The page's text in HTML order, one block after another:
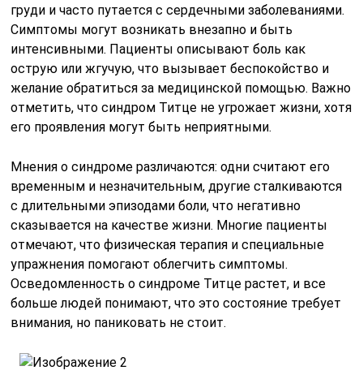
груди и часто путается с сердечными заболеваниями.
Симптомы могут возникать внезапно и быть
интенсивными. Пациенты описывают боль как
острую или жгучую, что вызывает беспокойство и
желание обратиться за медицинской помощью. Важно
отметить, что синдром Титце не угрожает жизни, хотя
его проявления могут быть неприятными.
Мнения о синдроме различаются: одни считают его
временным и незначительным, другие сталкиваются
с длительными эпизодами боли, что негативно
сказывается на качестве жизни. Многие пациенты
отмечают, что физическая терапия и специальные
упражнения помогают облегчить симптомы.
Осведомленность о синдроме Титце растет, и все
больше людей понимают, что это состояние требует
внимания, но паниковать не стоит.